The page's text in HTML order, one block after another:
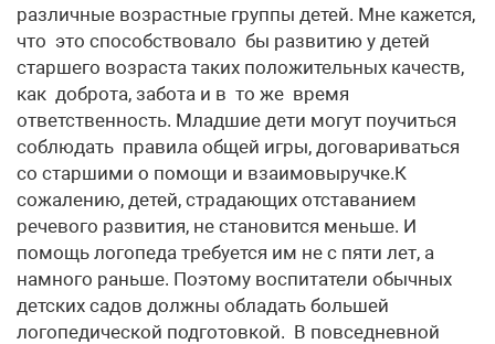
различные возрастные группы детей. Мне кажется,
что это способствовало бы развитию у детей
старшего возраста таких положительных качеств,
как доброта, забота и в то же время
ответственность. Младшие дети могут поучиться
соблюдать правила общей игры, договариваться
со старшими о помощи и взаимовыручке.К
сожалению, детей, страдающих отставанием
речевого развития, не становится меньше. И
помощь логопеда требуется им не с пяти лет, а
намного раньше. Поэтому воспитатели обычных
детских садов должны обладать большей
логопедической подготовкой. В повседневной